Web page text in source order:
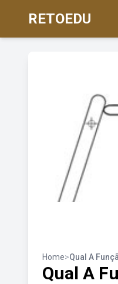
RETOEDU
Home>Qual A
Qual A